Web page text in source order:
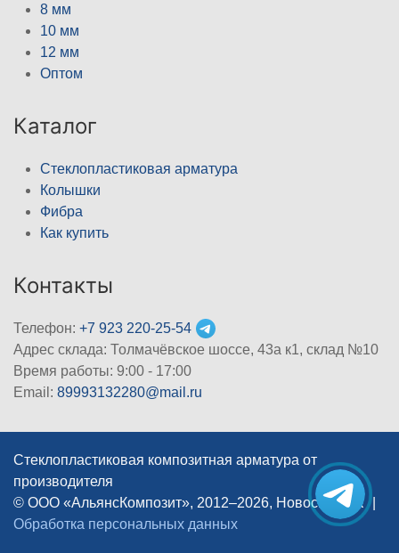
8 мм
10 мм
12 мм
Оптом
Каталог
Стеклопластиковая арматура
Колышки
Фибра
Как купить
Контакты
Телефон: +7 923 220-25-54
Адрес склада: Толмачёвское шоссе, 43а к1, склад №10
Время работы: 9:00 - 17:00
Email: 89993132280@mail.ru
Стеклопластиковая композитная арматура от
производителя
© ООО «АльянсКомпозит», 2012–2026, Новосибирск
Обработка персональных данных